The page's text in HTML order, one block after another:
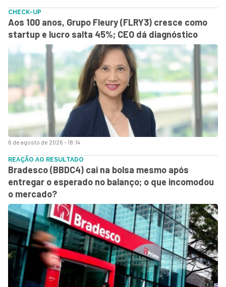
6 de agosto de 2026 - 18:14
CHECK-UP
Aos 100 anos, Grupo Fleury (FLRY3) cresce como
startup e lucro salta 45%; CEO dá diagnóstico
REAÇÃO AO RESULTADO
Bradesco (BBDC4) cai na bolsa mesmo após
entregar o esperado no balanço; o que incomodou
o mercado?